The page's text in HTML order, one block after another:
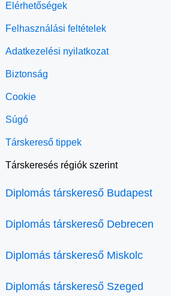
Elérhetőségek
Felhasználási feltételek
Adatkezelési nyilatkozat
Biztonság
Cookie
Súgó
Társkereső tippek
Társkeresés régiók szerint
Diplomás társkereső Budapest
Diplomás társkereső Debrecen
Diplomás társkereső Miskolc
Diplomás társkereső Szeged